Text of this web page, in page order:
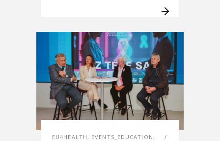
EU4HEALTH , EVENTS_EDUCATION ,